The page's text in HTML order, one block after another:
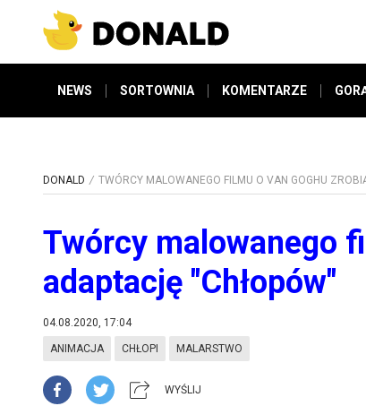
NEWS SORTOWNIA KOMENTARZE
DONALD TWÓRCY MALOWANEGO FILMU O VAN GOGHU
Twórcy malowanego
adaptację "Chłopów"
04.08.2020, 17:04
ANIMACJA CHŁOPI MALARSTWO
WYŚLIJ